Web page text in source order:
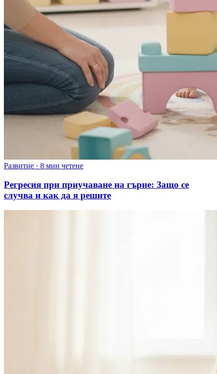
Развитие · 8 мин четене
Регресия при приучаване на гърне: Защо се
случва и как да я решите